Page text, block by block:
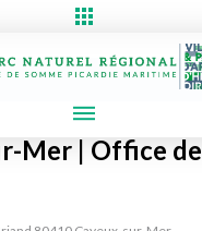
Mer | Office de